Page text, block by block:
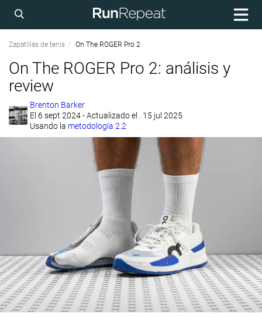
Zapatillas de tenis On The ROGER Pro 2
On The ROGER Pro 2: análisis y
review
Brenton Barker
El 6 sept 2024- Actualizado el . 15 jul 2025
Usando la metodología 2.2